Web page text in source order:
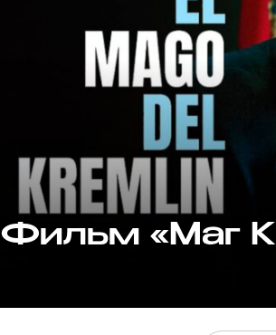
Фильм «Маг